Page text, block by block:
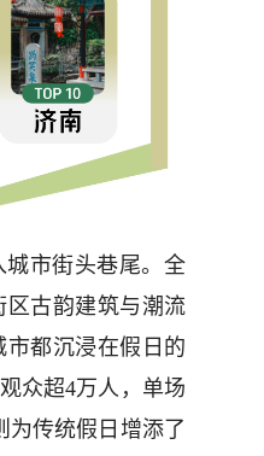
城市街头巷尾。全
区古韵建筑与潮流
都沉浸在假日的
众超4万人，单场
为传统假日增添了